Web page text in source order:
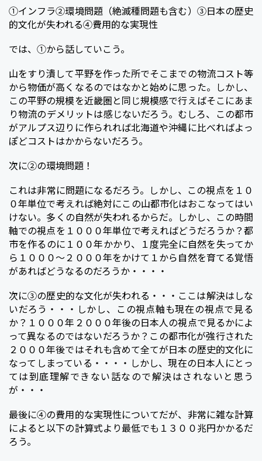
①インフラ②環境問題（絶滅種問題も含む）③日本の歴史
的文化が失われる④費用的な実現性
では、①から話していこう。
山をすり潰して平野を作った所でそこまでの物流コスト等
から物価が高くなるのではなかと始めに思った。しかし、
この平野の規模を近畿圏と同じ規模感で行えばそこにあま
り物流のデメリットは感じないだろう。むしろ、この都市
がアルプス辺りに作られれば北海道や沖縄に比べればよっ
ぽどコストはかからないだろう。
次に②の環境問題！
これは非常に問題になるだろう。しかし、この視点を１０
０年単位で考えれば絶対にこの山都市化はおこなってはい
けない。多くの自然が失われるからだ。しかし、この時間
軸での視点を１０００年単位で考えればどうだろうか？都
市を作るのに１００年かかり、１度完全に自然を失ってか
ら１０００～２０００年をかけて１から自然を育てる覚悟
があればどうなるのだろうか・・・・
次に③の歴史的な文化が失われる・・・ここは解決はしな
いだろう・・・しかし、この視点軸も現在の視点で見る
か？１０００年２０００年後の日本人の視点で見るかによ
って異なるのではないだろうか？この都市化が強行された
２０００年後ではそれも含めて全てが日本の歴史的文化に
なってしまっている・・・・しかし、現在の日本人にとっ
ては到底理解できない話なので解決はされないと思う
が・・・
最後に④の費用的な実現性についてだが、非常に雑な計算
によると以下の計算式より最低でも１３００兆円かかるだ
ろう。